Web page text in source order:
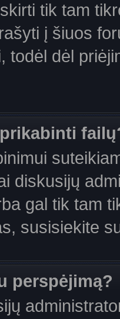
tik tam
į šiuos
todėl dėl
diskusijų
gal tik tam
susisiekite
perspėjimą?